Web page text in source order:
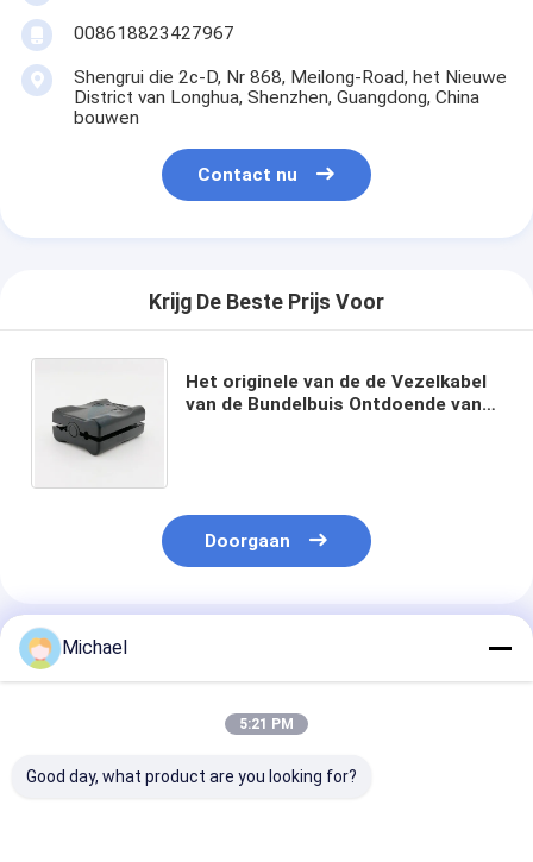
008618823427967
Shengrui die 2c-D, Nr 868, Meilong-Road, het Nieuwe
District van Longhua, Shenzhen, Guangdong, China
bouwen
Contact nu
Krijg De Beste Prijs Voor
Het originele van de de Vezelkabel
van de Bundelbuis Ontdoende van
Doorgaan
Geadviseerde Producten
Michael
5:21 PM
Good day, what product are you looking for?